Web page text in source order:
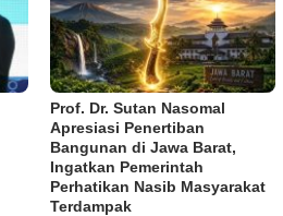
Prof. Dr. Sutan Nasomal
Apresiasi Penertiban
Bangunan di Jawa Barat,
Ingatkan Pemerintah
Perhatikan Nasib Masyarakat
Terdampak